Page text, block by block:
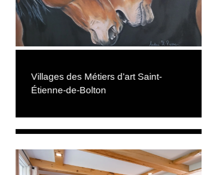
Villages des Métiers d’art Saint-
Étienne-de-Bolton